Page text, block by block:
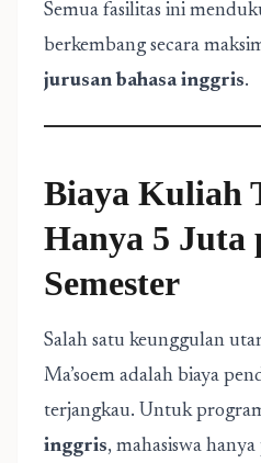
Semua fasilitas ini
berkembang secara
jurusan bahasa inggris.
Biaya Kuliah
Hanya 5 Juta
Semester
Salah satu keunggulan
Ma’soem adalah biaya
terjangkau. Untuk
inggris, mahasiswa